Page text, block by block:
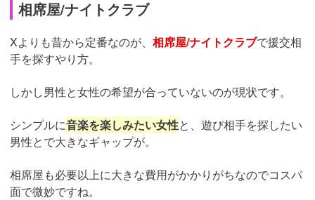
相席屋/ナイトクラブ
Xよりも昔から定番なのが、 相席屋/ナイトクラブで援交相
手を探すやり方。
しかし男性と女性の希望が合っていないのが現状です。
シンプルに音楽を楽しみたい女性と、遊び相手を探したい
男性とで大きなギャップが。
相席屋も必要以上に大きな費用がかかりがちなのでコスパ
面で微妙ですね。